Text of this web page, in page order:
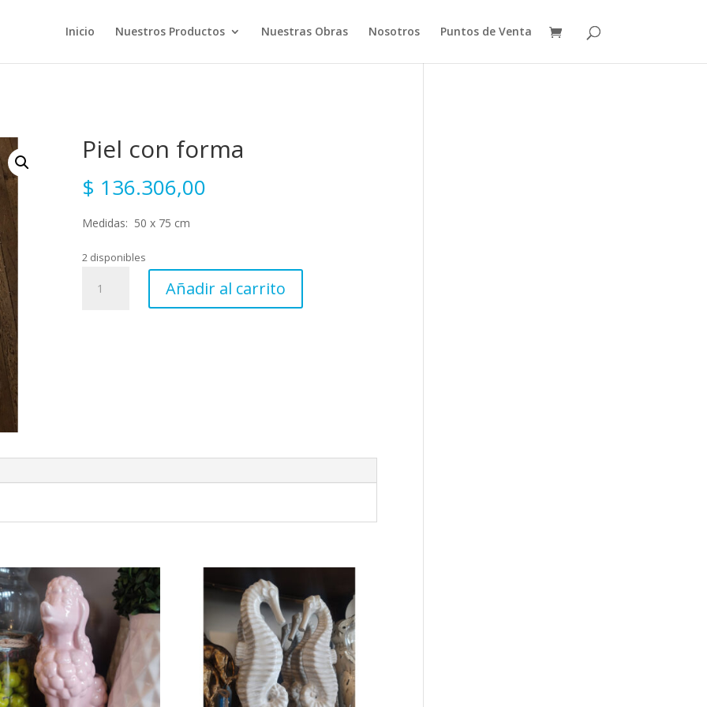
Inicio Nuestros Productos Nuestras Obras Nosotros Puntos de Venta
Piel con forma
$ 136.306,00
Medidas: 50 x 75 cm
2 disponibles
Añadir al carrito